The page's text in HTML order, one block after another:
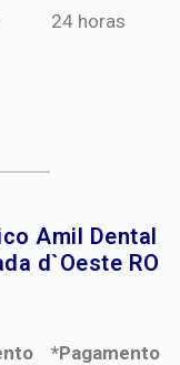
24 horas
Amil Dental
d`Oeste RO
*Pagamento